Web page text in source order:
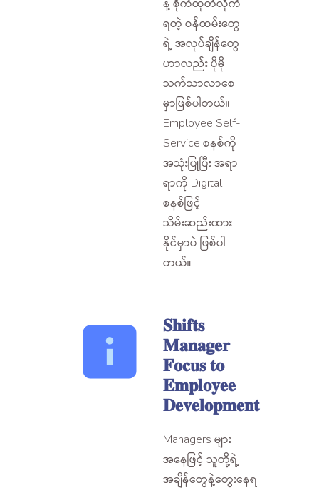
နဲ့ စိုက်ထုတ်လိုက်
ရတဲ့ ဝန်ထမ်းတွေ
ရဲ့ အလုပ်ချိန်တွေ
ဟာလည်း ပိုမို
သက်သာလာစေ
မှာဖြစ်ပါတယ်။
Employee Self-
Service စနစ်ကို
အသုံးပြုပြီး အရာ
ရာကို Digital
စနစ်ဖြင့်
သိမ်းဆည်းထား
နိုင်မှာပဲ ဖြစ်ပါ
တယ်။
𝐒𝐡𝐢𝐟𝐭𝐬
𝐌𝐚𝐧𝐚𝐠𝐞𝐫
𝐅𝐨𝐜𝐮𝐬 𝐭𝐨
𝐄𝐦𝐩𝐥𝐨𝐲𝐞𝐞
𝐃𝐞𝐯𝐞𝐥𝐨𝐩𝐦𝐞𝐧𝐭
Managers များ
အနေဖြင့် သူတို့ရဲ့
အချိန်တွေနဲ့တွေးနေရ